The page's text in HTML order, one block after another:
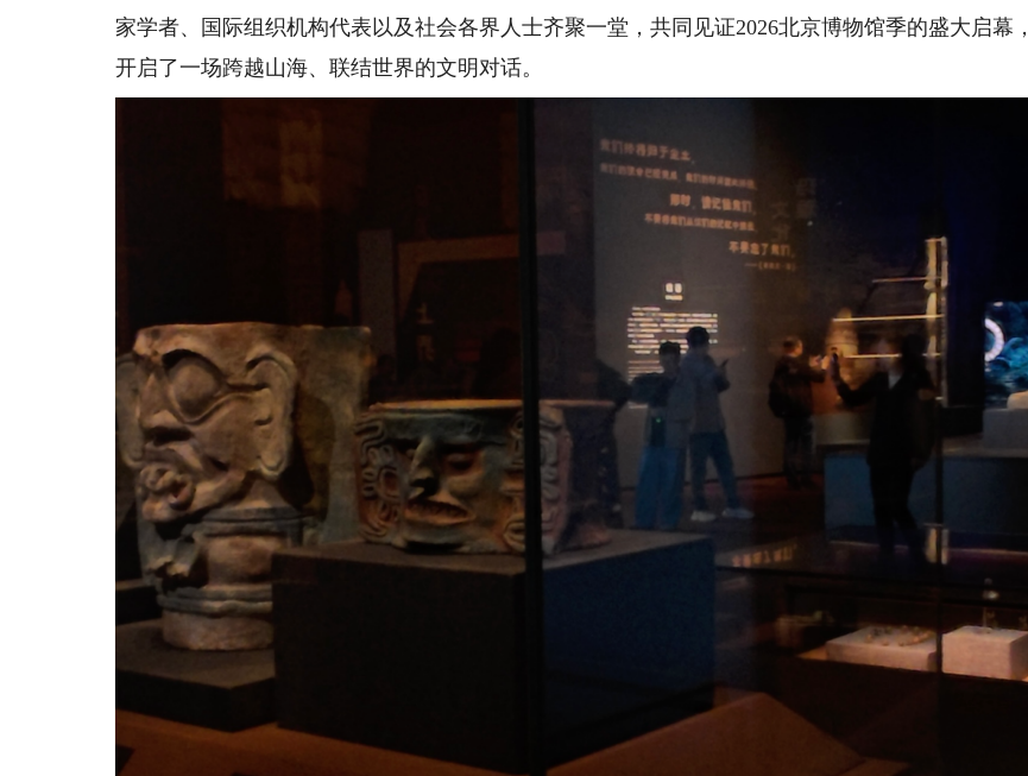
家学者、国际组织机构代表以及社会各界人士齐聚一堂，共同见证2026北京博物馆季的盛大启幕，
开启了一场跨越山海、联结世界的文明对话。